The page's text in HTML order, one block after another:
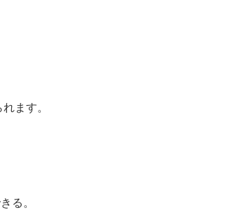
ます。
る。